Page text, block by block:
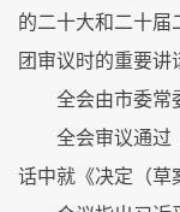
的二十大和二十届
团审议时的重要
全会由市委常
全会审议通过
话中就《决定（草